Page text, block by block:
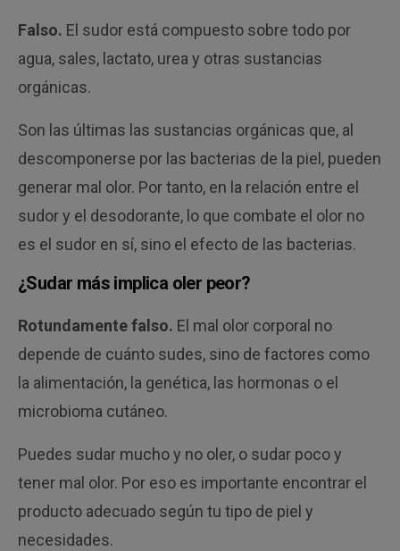
Falso. El sudor está compuesto sobre todo por
agua, sales, lactato, urea y otras sustancias
orgánicas.
Son las últimas las sustancias orgánicas que, al
descomponerse por las bacterias de la piel, pueden
generar mal olor. Por tanto, en la relación entre el
sudor y el desodorante, lo que combate el olor no
es el sudor en sí, sino el efecto de las bacterias.
¿Sudar más implica oler peor?
Rotundamente falso. El mal olor corporal no
depende de cuánto sudes, sino de factores como
la alimentación, la genética, las hormonas o el
microbioma cutáneo.
Puedes sudar mucho y no oler, o sudar poco y
tener mal olor. Por eso es importante encontrar el
producto adecuado según tu tipo de piel y
necesidades.